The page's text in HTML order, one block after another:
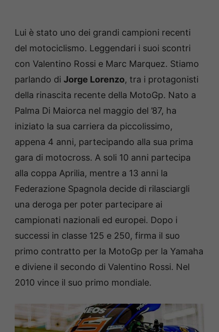
Lui è stato uno dei grandi campioni recenti
del motociclismo. Leggendari i suoi scontri
con Valentino Rossi e Marc Marquez. Stiamo
parlando di Jorge Lorenzo, tra i protagonisti
della rinascita recente della MotoGp. Nato a
Palma Di Maiorca nel maggio del ’87, ha
iniziato la sua carriera da piccolissimo,
appena 4 anni, partecipando alla sua prima
gara di motocross. A soli 10 anni partecipa
alla coppa Aprilia, mentre a 13 anni la
Federazione Spagnola decide di rilasciargli
una deroga per poter partecipare ai
campionati nazionali ed europei. Dopo i
successi in classe 125 e 250, firma il suo
primo contratto per la MotoGp per la Yamaha
e diviene il secondo di Valentino Rossi. Nel
2010 vince il suo primo mondiale.